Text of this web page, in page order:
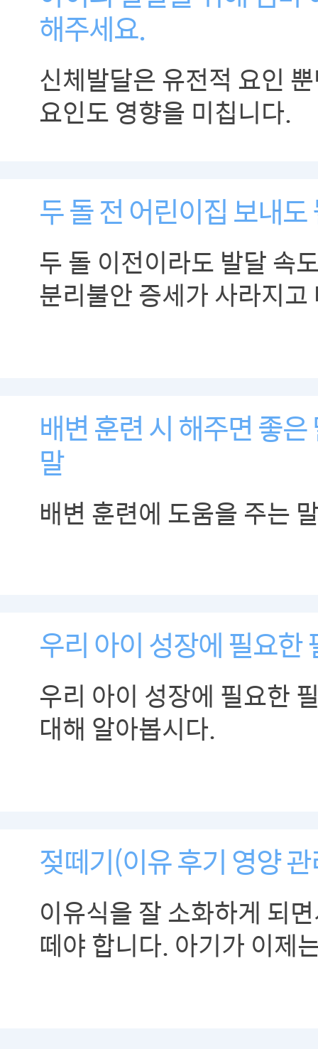
해주세요.
신체발달은 유전적 요인
요인도 영향을 미칩니다.
두 돌 전 어린이집 보내도
두 돌 이전이라도 발달 속
분리불안 증세가 사라지
배변 훈련 시 해주면 좋
말
배변 훈련에 도움을 주는
우리 아이 성장에 필요한
우리 아이 성장에 필요한
대해 알아봅시다.
젖떼기(이유 후기 영양
이유식을 잘 소화하게 되
떼야 합니다. 아기가 이제